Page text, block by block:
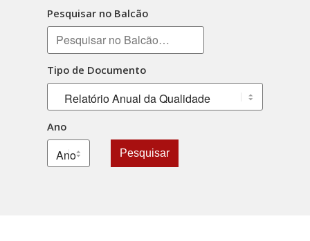
Pesquisar no Balcão
Tipo de Documento
Ano
Pesquisar